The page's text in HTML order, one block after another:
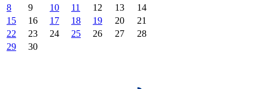
8
9 10 11 12 13
14
15
16 17 18 19 20
21
22
23 24 25 26 27
28
29
30